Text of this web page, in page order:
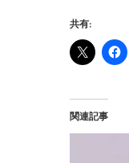
共有:
関連記事